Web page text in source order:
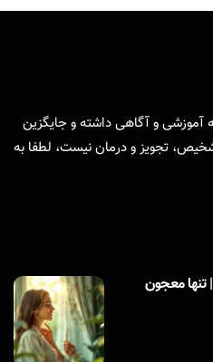
آموزشی و آگاهی داشته و جایگزین
تجویز و درمان نیست، لطفا به
تنها معجون